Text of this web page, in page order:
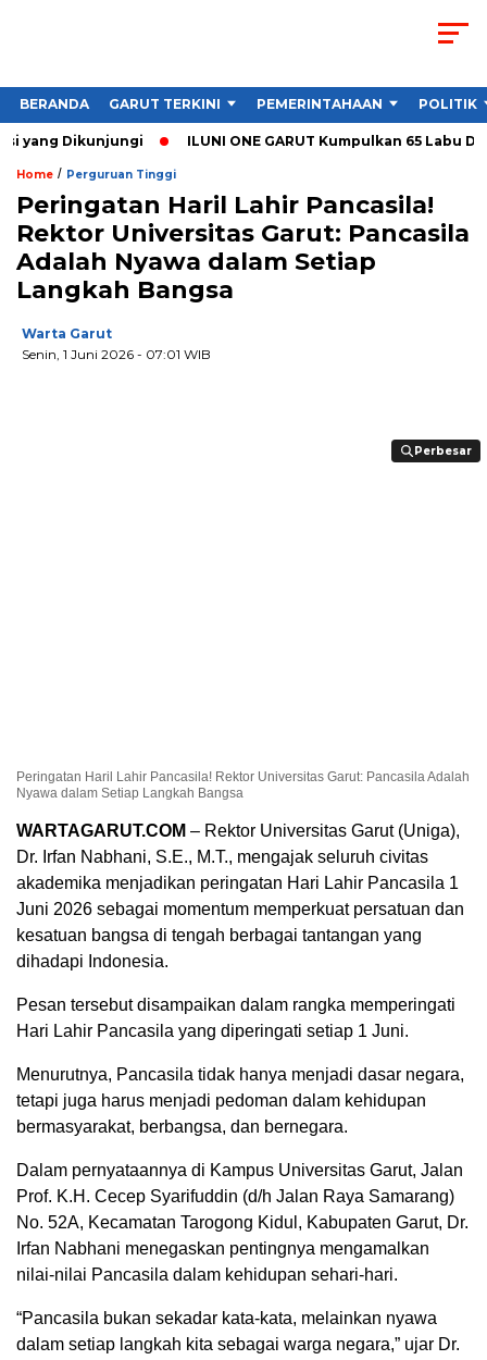
BERANDA GARUT TERKINI PEMERINTAHAAN POLITIK
Dikunjungi ILUNI ONE GARUT Kumpulkan 65 Labu
Home / Perguruan Tinggi
Peringatan Haril Lahir Pancasila!
Rektor Universitas Garut: Pancasila
Adalah Nyawa dalam Setiap
Langkah Bangsa
Warta Garut
Senin, 1 Juni 2026 - 07:01 WIB
Perbesar
Perbesar
Peringatan Haril Lahir Pancasila! Rektor Universitas Garut: Pancasila Adalah
Nyawa dalam Setiap Langkah Bangsa
WARTAGARUT.COM – Rektor Universitas Garut (Uniga),
Dr. Irfan Nabhani, S.E., M.T., mengajak seluruh civitas
akademika menjadikan peringatan Hari Lahir Pancasila 1
Juni 2026 sebagai momentum memperkuat persatuan dan
kesatuan bangsa di tengah berbagai tantangan yang
dihadapi Indonesia.
Pesan tersebut disampaikan dalam rangka memperingati
Hari Lahir Pancasila yang diperingati setiap 1 Juni.
Menurutnya, Pancasila tidak hanya menjadi dasar negara,
tetapi juga harus menjadi pedoman dalam kehidupan
bermasyarakat, berbangsa, dan bernegara.
Dalam pernyataannya di Kampus Universitas Garut, Jalan
Prof. K.H. Cecep Syarifuddin (d/h Jalan Raya Samarang)
No. 52A, Kecamatan Tarogong Kidul, Kabupaten Garut, Dr.
Irfan Nabhani menegaskan pentingnya mengamalkan
nilai-nilai Pancasila dalam kehidupan sehari-hari.
“Pancasila bukan sekadar kata-kata, melainkan nyawa
dalam setiap langkah kita sebagai warga negara,” ujar Dr.